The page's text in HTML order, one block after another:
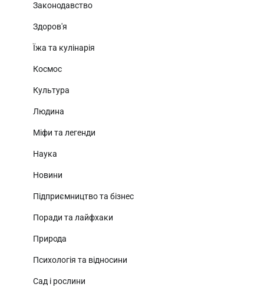
Законодавство
Здоров'я
Їжа та кулінарія
Космос
Культура
Людина
Міфи та легенди
Наука
Новини
Підприємництво та бізнес
Поради та лайфхаки
Природа
Психологія та відносини
Сад і рослини